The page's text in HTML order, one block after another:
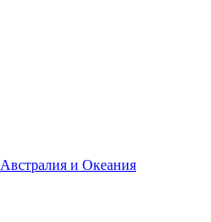
Австралия и Океания